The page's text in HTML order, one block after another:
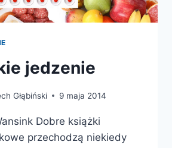
jedzenie
Głąbiński 9 maja 2014
Dobre książki
przechodzą niekiedy